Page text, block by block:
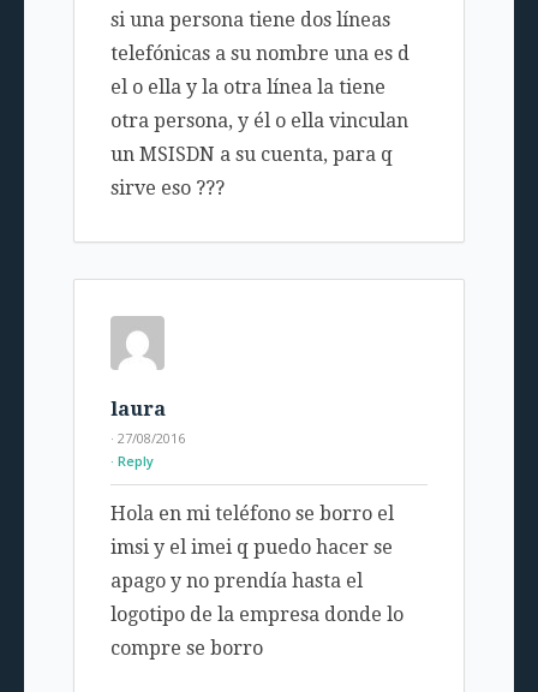
si una persona tiene dos líneas
telefónicas a su nombre una es d
el o ella y la otra línea la tiene
otra persona, y él o ella vinculan
un MSISDN a su cuenta, para q
sirve eso ???
laura
· 27/08/2016
Reply
Hola en mi teléfono se borro el
imsi y el imei q puedo hacer se
apago y no prendía hasta el
logotipo de la empresa donde lo
compre se borro